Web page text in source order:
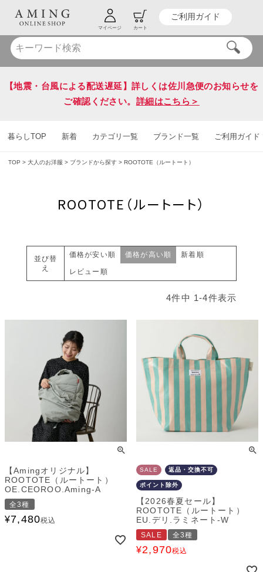
マイページ カート
ご利用ガイド
HOT KEY WORD #炭八 #送料無料
【地震・台風による配送遅延】詳しくは佐川急便のお知らせを
ご確認ください。 詳細はこちら＞
暮らしTOP 新着 カテゴリ一覧 ブランド一覧 ご利用ガイド
TOP 大人のお洋服 ブランドから探す ROOTOTE（ルートート）
ROOTOTE（ルートート）
並び替
え
価格が安い順 価格が高い順 新着順
レビュー順
4件中 1-4件表示
【Amingオリジナル】
ROOTOTE（ルートート）
OE.CEOROO.Aming-A
全3種
¥7,480税込
SALE 返品・交換不可
ポイント除外
【2026春夏セール】
ROOTOTE（ルートート）
EU.デリ.ラミネート-W
SALE 全3種
¥2,970税込